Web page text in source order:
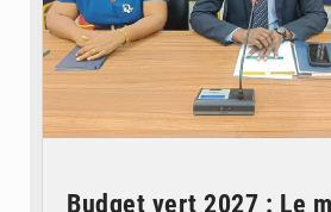
Budget vert 2027 : Le